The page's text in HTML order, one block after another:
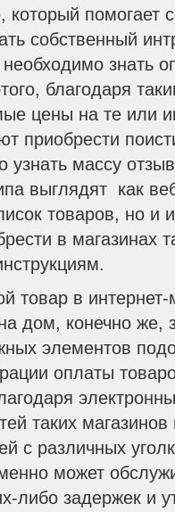
который помогает
собственный
знать
благодаря
цены на те или
приобрести
узнать массу
выглядят как
товаров, но и
в магазинах
товар в
дом, конечно же,
элементов
оплаты
таких
с различных
может
либо задержек и